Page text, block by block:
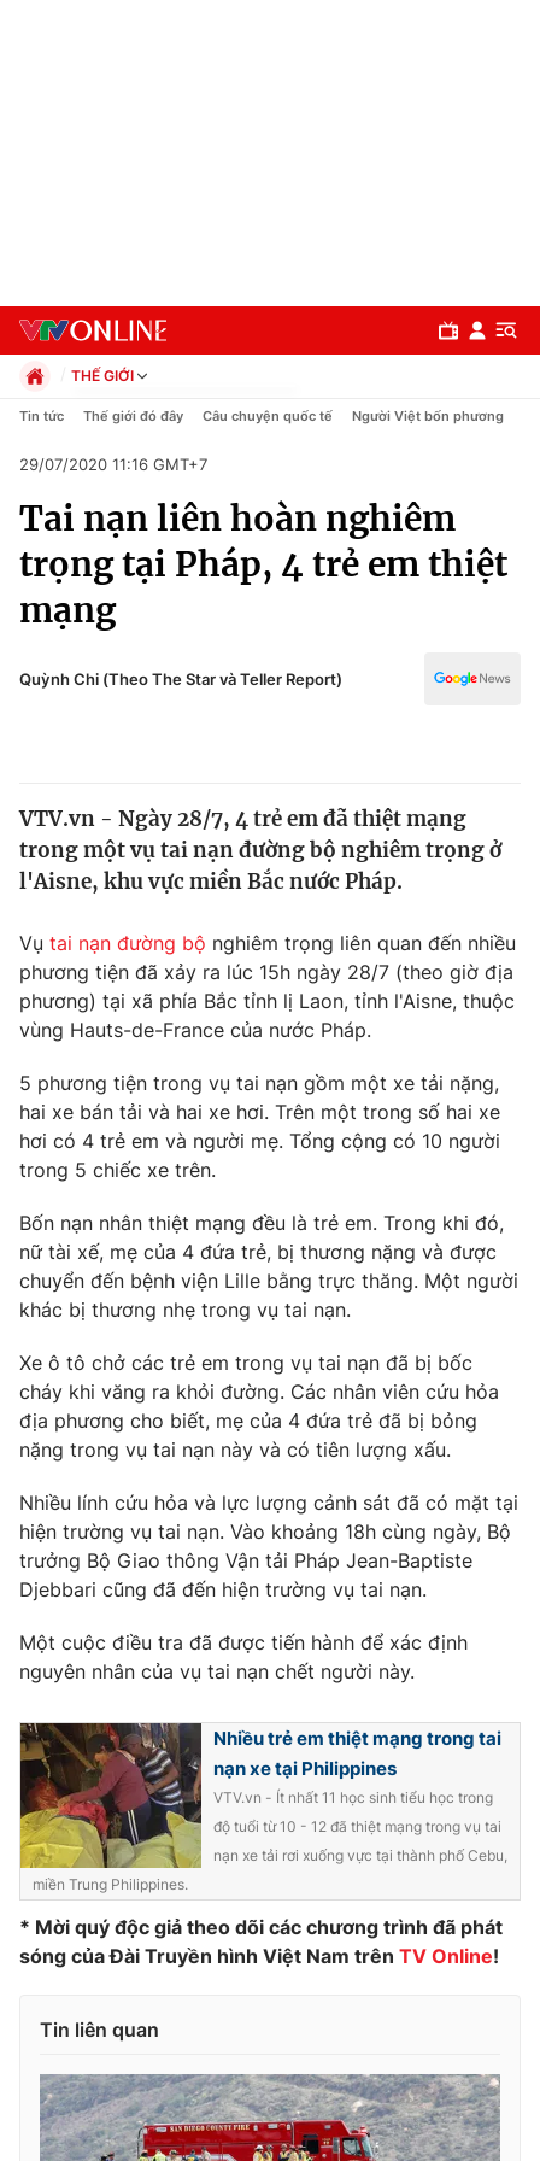
Chuyên mục
Chính trị
Xã hội
Pháp luật
Thế giới
Tin tức
Câu chuyện quốc tế
Kinh tế
Tài chính
Thị trường
Góc doanh nghiệp
Dữ liệu và đời sống
Truyền hình
Phim VTV
Hậu trường
Nhân vật
Khán giả
Giải sao mai
Giải trí
Điện ảnh
Sao
Đời sống
Du lịch
Làm đẹp
Chất lượng cuộc sống
Giáo dục
Tuyển sinh
Công nghệ
Hitech Công nghệ tương lai
Sản phẩm
Thị trường
Tư vấn
Giao lưu trực tuyến
Lịch phát sóng
Chuyên mục khác
Emagazine Podcast
Photo Infographic
Video Shorts video
VTV Money VTV Thể thao
VTV Sức khoẻ Bất động sản
Thị trường 24h Tấm lòng Việt
VTV9 VTV8
Liên hệ tòa soạn English
THẾ GIỚI
Chính trị
Pháp luật
Kinh tế
Thể thao
Truyền hình
Văn hóa - Giải trí
Y tế
Công nghệ
Tin tức Thế giới đó đây Câu chuyện quốc tế Người Việt bốn phương
29/07/2020 11:16 GMT+7
Tai nạn liên hoàn nghiêm
trọng tại Pháp, 4 trẻ em thiệt
mạng
Quỳnh Chi (Theo The Star và Teller Report)
VTV.vn - Ngày 28/7, 4 trẻ em đã thiệt mạng
trong một vụ tai nạn đường bộ nghiêm trọng ở
l'Aisne, khu vực miền Bắc nước Pháp.
Vụ tai nạn đường bộ nghiêm trọng liên quan đến nhiều
phương tiện đã xảy ra lúc 15h ngày 28/7 (theo giờ địa
phương) tại xã phía Bắc tỉnh lị Laon, tỉnh l'Aisne, thuộc
vùng Hauts-de-France của nước Pháp.
5 phương tiện trong vụ tai nạn gồm một xe tải nặng,
hai xe bán tải và hai xe hơi. Trên một trong số hai xe
hơi có 4 trẻ em và người mẹ. Tổng cộng có 10 người
trong 5 chiếc xe trên.
Bốn nạn nhân thiệt mạng đều là trẻ em. Trong khi đó,
nữ tài xế, mẹ của 4 đứa trẻ, bị thương nặng và được
chuyển đến bệnh viện Lille bằng trực thăng. Một người
khác bị thương nhẹ trong vụ tai nạn.
Xe ô tô chở các trẻ em trong vụ tai nạn đã bị bốc
cháy khi văng ra khỏi đường. Các nhân viên cứu hỏa
địa phương cho biết, mẹ của 4 đứa trẻ đã bị bỏng
nặng trong vụ tai nạn này và có tiên lượng xấu.
Nhiều lính cứu hỏa và lực lượng cảnh sát đã có mặt tại
hiện trường vụ tai nạn. Vào khoảng 18h cùng ngày, Bộ
trưởng Bộ Giao thông Vận tải Pháp Jean-Baptiste
Djebbari cũng đã đến hiện trường vụ tai nạn.
Một cuộc điều tra đã được tiến hành để xác định
nguyên nhân của vụ tai nạn chết người này.
Nhiều trẻ em thiệt mạng trong tai
nạn xe tại Philippines
VTV.vn - Ít nhất 11 học sinh tiểu học trong
độ tuổi từ 10 - 12 đã thiệt mạng trong vụ tai
nạn xe tải rơi xuống vực tại thành phố Cebu,
miền Trung Philippines.
* Mời quý độc giả theo dõi các chương trình đã phát
sóng của Đài Truyền hình Việt Nam trên TV Online!
Tin liên quan